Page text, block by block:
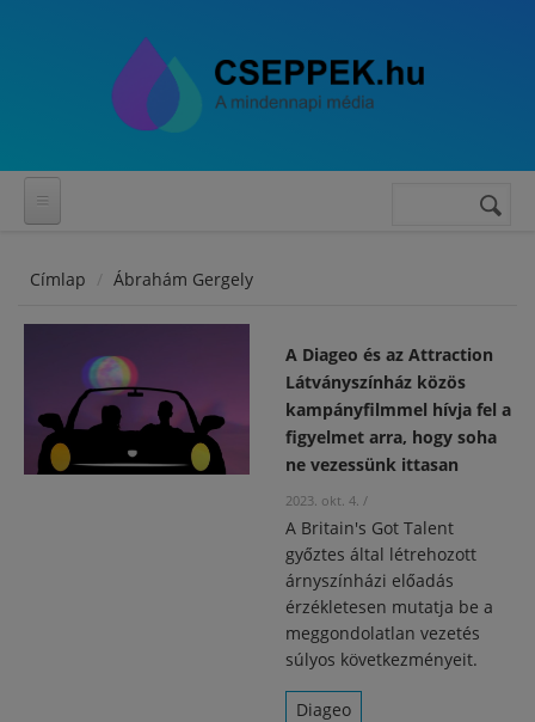
Keresés
Címlap Ábrahám Gergely
A Diageo és az Attraction
Látványszínház közös
kampányfilmmel hívja fel a
figyelmet arra, hogy soha
ne vezessünk ittasan
2023. okt. 4. /
A Britain's Got Talent
győztes által létrehozott
árnyszínházi előadás
érzékletesen mutatja be a
meggondolatlan vezetés
súlyos következményeit.
Diageo